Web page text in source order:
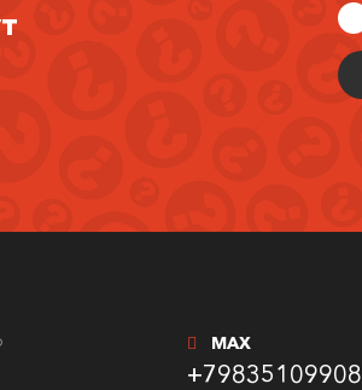
MAX
+79835109908